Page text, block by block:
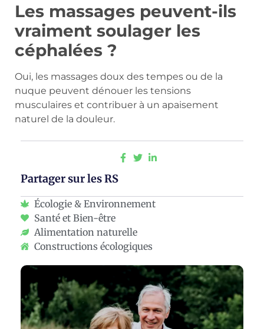
Les massages peuvent-ils
vraiment soulager les
céphalées ?
Oui, les massages doux des tempes ou de la
nuque peuvent dénouer les tensions
musculaires et contribuer à un apaisement
naturel de la douleur.
Partager sur les RS
Écologie & Environnement
Santé et Bien-être
Alimentation naturelle
Constructions écologiques